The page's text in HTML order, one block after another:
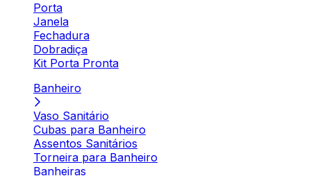
Porta
Janela
Fechadura
Dobradiça
Kit Porta Pronta
Banheiro
Vaso Sanitário
Cubas para Banheiro
Assentos Sanitários
Torneira para Banheiro
Banheiras